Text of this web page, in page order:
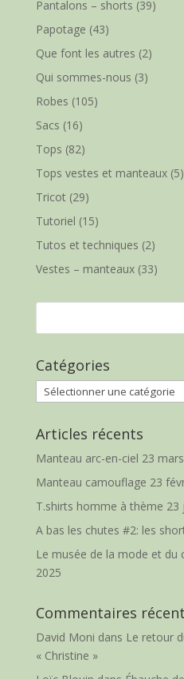
Pantalons – shorts (39)
Papotage (43)
Que font les autres (2)
Qui sommes-nous (3)
Robes (105)
Sacs (16)
Tops (82)
Tops vestes et manteaux(5)
Tricot(29)
Tutoriel (15)
Tutos et techniques (2)
Vestes – manteaux(33)
Catégories
Catégories
Articles récents
Manteau arc-en-ciel 23
Manteau camouflage 23
T.shirts homme à thème 23
A bas les chutes #2: les
Le musée de la mode et du
2025
Commentaires
David Moni dans Le retour
« Christine »